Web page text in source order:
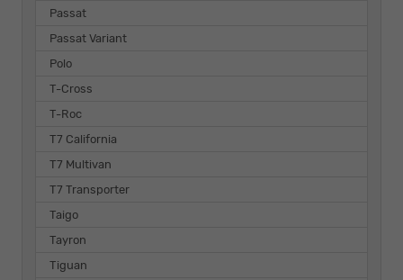
Passat
Passat Variant
Polo
T-Cross
T-Roc
T7 California
T7 Multivan
T7 Transporter
Taigo
Tayron
Tiguan